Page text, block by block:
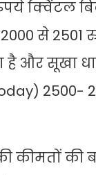
क्विंटल
से 2501
है और सूखा
2500-
कीमतों